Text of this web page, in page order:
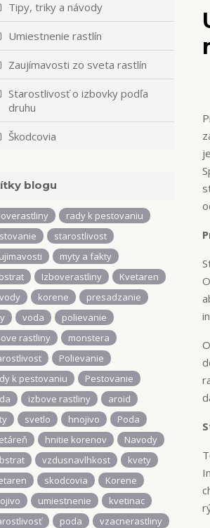
Tipy, triky a návody
Umiestnenie rastlín
Zaujímavosti zo sveta rastlín
Starostlivosť o izbovky podľa
druhu
Škodcovia
blogu
rady k pestovaniu
starostlivost
myty a fakty
Izboverastliny
Kvetaren
korene
presadzanie
voda
polievanie
rastliny
monstera
Polievanie
k pestovaniu
Pestovanie
izbove rastliny
aroid
svetlo hnojivo
Poda
hnitie korenov
Navody
vzdusnavlhkost
kvety
skodcovia
Korene
umiestnenie
kvetinac
poda
vzacnerastliny